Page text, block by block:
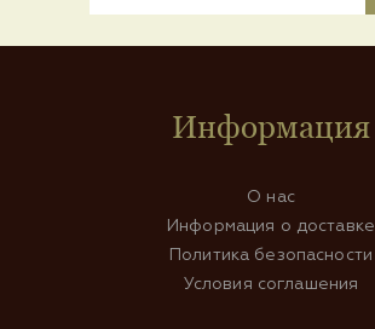
Информация
О нас
Информация о доставке
Политика безопасности
Условия соглашения